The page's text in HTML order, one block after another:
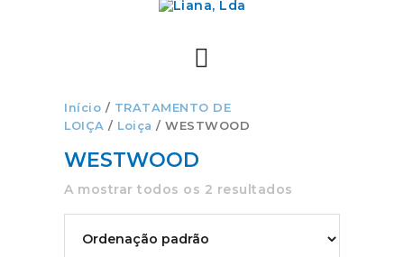
Início / TRATAMENTO DE
LOIÇA / Loiça / WESTWOOD
WESTWOOD
A mostrar todos os 2 resultados